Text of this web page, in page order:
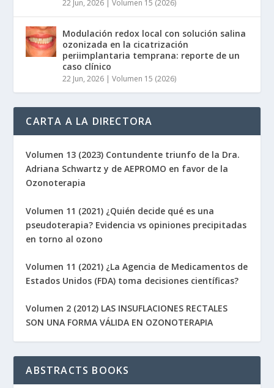
22 Jun, 2026 |Volumen 15 (2026)
Modulación redox local con solución salina
ozonizada en la cicatrización
periimplantaria temprana: reporte de un
caso clínico
22 Jun, 2026 |Volumen 15 (2026)
CARTA A LA DIRECTORA
Volumen 13 (2023) Contundente triunfo de la Dra.
Adriana Schwartz y de AEPROMO en favor de la
Ozonoterapia
Volumen 11 (2021) ¿Quién decide qué es una
pseudoterapia? Evidencia vs opiniones precipitadas
en torno al ozono
Volumen 11 (2021) ¿La Agencia de Medicamentos de
Estados Unidos (FDA) toma decisiones científicas?
Volumen 2 (2012) LAS INSUFLACIONES RECTALES
SON UNA FORMA VÁLIDA EN OZONOTERAPIA
ABSTRACTS BOOKS